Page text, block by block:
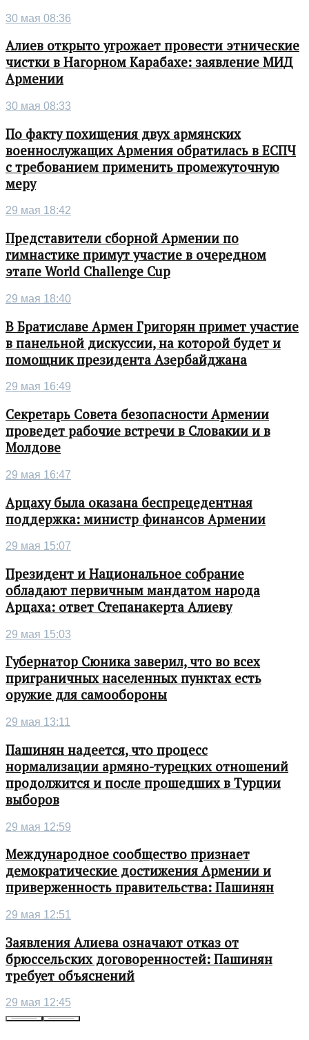
30 мая 08:36
Алиев открыто угрожает провести этнические
чистки в Нагорном Карабахе: заявление МИД
Армении
30 мая 08:33
По факту похищения двух армянских
военнослужащих Армения обратилась в ЕСПЧ
с требованием применить промежуточную
меру
29 мая 18:42
Представители сборной Армении по
гимнастике примут участие в очередном
этапе World Challenge Cup
29 мая 18:40
В Братиславе Армен Григорян примет участие
в панельной дискуссии, на которой будет и
помощник президента Азербайджана
29 мая 16:49
Секретарь Совета безопасности Армении
проведет рабочие встречи в Словакии и в
Молдове
29 мая 16:47
Арцаху была оказана беспрецедентная
поддержка: министр финансов Армении
29 мая 15:07
Президент и Национальное собрание
обладают первичным мандатом народа
Арцаха: ответ Степанакерта Алиеву
29 мая 15:03
Губернатор Сюника заверил, что во всех
приграничных населенных пунктах есть
оружие для самообороны
29 мая 13:11
Пашинян надеется, что процесс
нормализации армяно-турецких отношений
продолжится и после прошедших в Турции
выборов
29 мая 12:59
Международное сообщество признает
демократические достижения Армении и
приверженность правительства: Пашинян
29 мая 12:51
Заявления Алиева означают отказ от
брюссельских договоренностей: Пашинян
требует объяснений
29 мая 12:45